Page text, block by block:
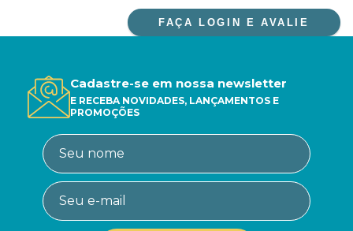
FAÇA LOGIN E AVALIE
Cadastre-se em nossa newsletter
E RECEBA NOVIDADES, LANÇAMENTOS E
PROMOÇÕES